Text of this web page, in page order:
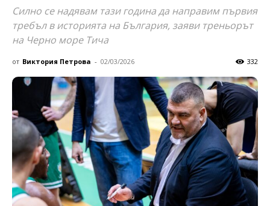
Силно се надявам тази година да направим първия
требъл в историята на България, заяви треньорът
на Черно море Тича
от Виктория Петрова - 02/03/2026 332